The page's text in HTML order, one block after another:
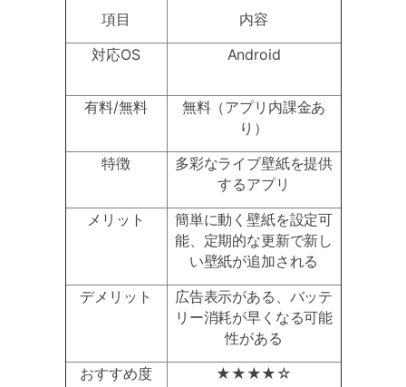
項目
内容
対応OS
Android
有料/無料
無料（アプリ内課金あ
り）
特徴
多彩なライブ壁紙を提供
するアプリ
メリット
簡単に動く壁紙を設定可
能、定期的な更新で新し
い壁紙が追加される
デメリット
広告表示がある、バッテ
リー消耗が早くなる可能
性がある
おすすめ度
★★★★☆